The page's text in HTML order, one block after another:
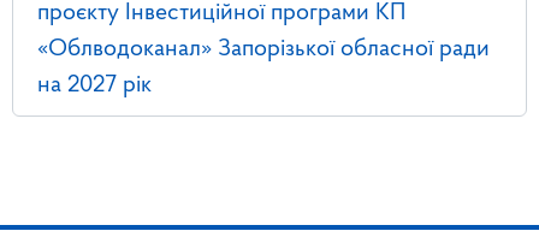
проєкту Інвестиційної програми КП
«Облводоканал» Запорізької обласної ради
на 2027 рік